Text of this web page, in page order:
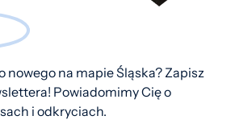
nowego na mapie Śląska? Zapisz
Powiadomimy Cię o
i odkryciach.